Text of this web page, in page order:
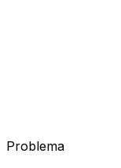
Problema